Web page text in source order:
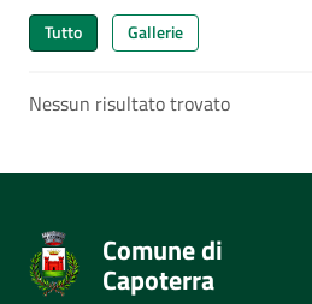
Tutto Gallerie
Nessun risultato trovato
Comune di
Capoterra